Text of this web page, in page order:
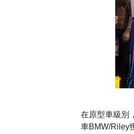
在原型車級別
車BMW/Riley